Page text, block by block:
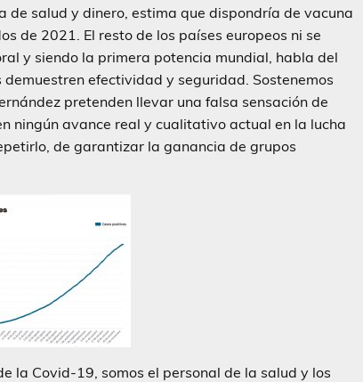
de salud y dinero, estima que dispondría de vacuna
de 2021. El resto de los países europeos ni se
y siendo la primera potencia mundial, habla del
efectividad y seguridad. Sostenemos
pretenden llevar una falsa sensación de
ningún avance real y cualitativo actual en la lucha
de garantizar la ganancia de grupos
la Covid-19, somos el personal de la salud y los